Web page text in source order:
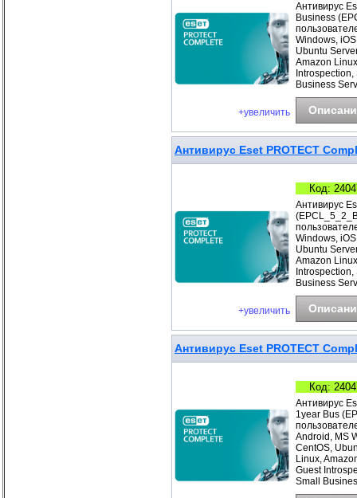
+увеличить
Антивирус
Business
Windows,
Ubuntu
Amazon
Business
Антивирус Eset PROTECT
+увеличить
Код:
Антивирус
Windows,
Ubuntu
Amazon
Business
Антивирус Eset PROTECT
Код:
Антивирус
1year Bus
Android, MS
CentOS,
Linux,
Guest
Small